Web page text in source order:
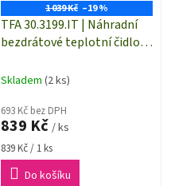
1 039 Kč –19 %
TFA 30.3199.IT | Náhradní
bezdrátové teplotní čidlo k
TFA 30.3053.IT
Skladem (2 ks)
693 Kč bez DPH
839 Kč / ks
Měrná
cena:
839 Kč / 1 ks
Do košíku